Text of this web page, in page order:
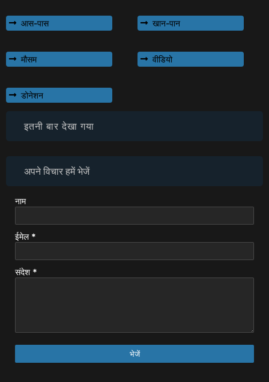
आस-पास खान-पान
मौसम वीडियो
डोनेशन
इतनी बार देखा गया
अपने विचार हमें भेजें
नाम
ईमेल *
संदेश *